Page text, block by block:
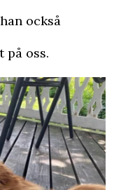
också
på oss.